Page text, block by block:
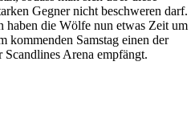
Gegner nicht beschweren darf.
haben die Wölfe nun etwas Zeit um
kommenden Samstag einen der
Arena empfängt.